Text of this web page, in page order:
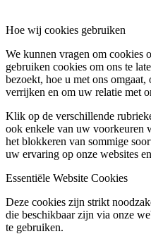
Hoe wij cookies gebruiken
We kunnen vragen om cookies
gebruiken cookies om ons te
bezoekt, hoe u met ons
verrijken en om uw relatie met
Klik op de verschillende
ook enkele van uw voorkeuren
het blokkeren van sommige
uw ervaring op onze websites
Essentiële Website Cookies
Deze cookies zijn strikt
die beschikbaar zijn via onze
te gebruiken.